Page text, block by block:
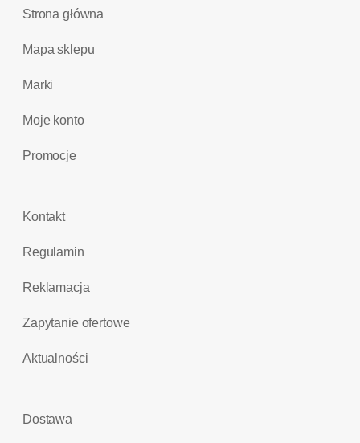
Strona główna
Mapa sklepu
Marki
Moje konto
Promocje
Kontakt
Regulamin
Reklamacja
Zapytanie ofertowe
Aktualności
Dostawa